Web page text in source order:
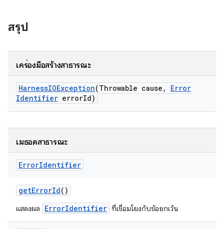
สรุป
เครื่องมือสร้างสาธารณะ
HarnessIOException(Throwable cause ,
Error
Identifier errorId)
เมธอดสาธารณะ
ErrorIdentifier
getErrorId()
แสดงผล ErrorIdentifier ที่เชื่อมโยงกับข้อยกเว้น